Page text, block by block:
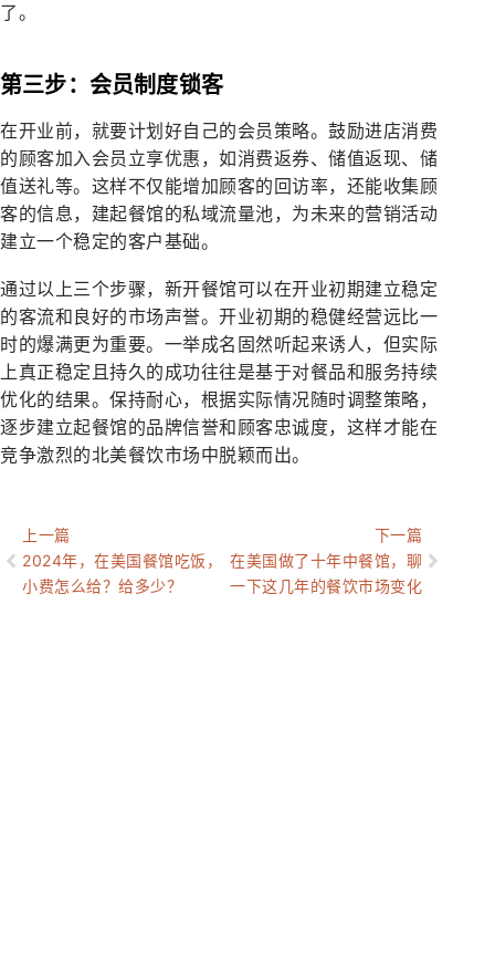
了。
第三步：会员制度锁客
在开业前，就要计划好自己的会员策略。鼓励进店消费
的顾客加入会员立享优惠，如消费返券、储值返现、储
值送礼等。这样不仅能增加顾客的回访率，还能收集顾
客的信息，建起餐馆的私域流量池，为未来的营销活动
建立一个稳定的客户基础。
通过以上三个步骤，新开餐馆可以在开业初期建立稳定
的客流和良好的市场声誉。开业初期的稳健经营远比一
时的爆满更为重要。一举成名固然听起来诱人，但实际
上真正稳定且持久的成功往往是基于对餐品和服务持续
优化的结果。保持耐心，根据实际情况随时调整策略，
逐步建立起餐馆的品牌信誉和顾客忠诚度，这样才能在
竞争激烈的北美餐饮市场中脱颖而出。
上一篇
2024年，在美国餐馆吃饭，
小费怎么给？给多少？
下一篇
在美国做了十年中餐馆，聊
一下这几年的餐饮市场变化